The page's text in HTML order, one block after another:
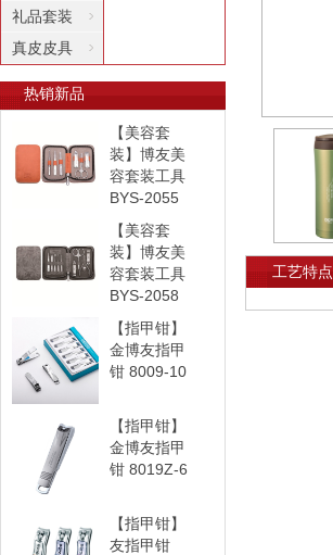
礼品套装
真皮皮具
热销新品
【美容套
装】博友美
容套装工具
BYS-2055
【美容套
装】博友美
容套装工具
BYS-2058
【指甲钳】
金博友指甲
钳 8009-10
【指甲钳】
金博友指甲
钳 8019Z-6
【指甲钳】
友指甲钳
工艺特点